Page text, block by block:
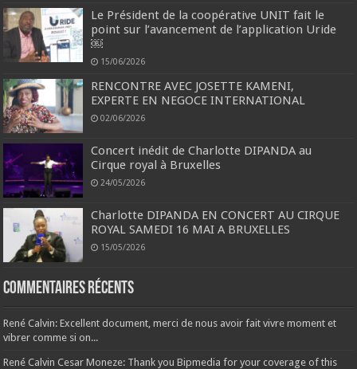
Le Président de la coopérative UNIT fait le
point sur l’avancement de l’application Uride
￼
15/06/2026
RENCONTRE AVEC JOSETTE KAMENI,
EXPERTE EN NEGOCE INTERNATIONAL
02/06/2026
Concert inédit de Charlotte DIPANDA au
Cirque royal à Bruxelles
24/05/2026
Charlotte DIPANDA EN CONCERT AU CIRQUE
ROYAL SAMEDI 16 MAI A BRUXELLES
15/05/2026
Commentaires récents
René Calvin: Excellent document, merci de nous avoir fait vivre moment et
vibrer comme si on...
René Calvin Cesar Moneze: Thank you Bipmedia for your coverage of this